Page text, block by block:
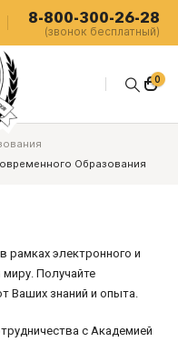
8-800-300-26-28
(звонок бесплатный)
0
Образования
рамках электронного и
миру. Получайте
Ваших знаний и опыта.
с Академией